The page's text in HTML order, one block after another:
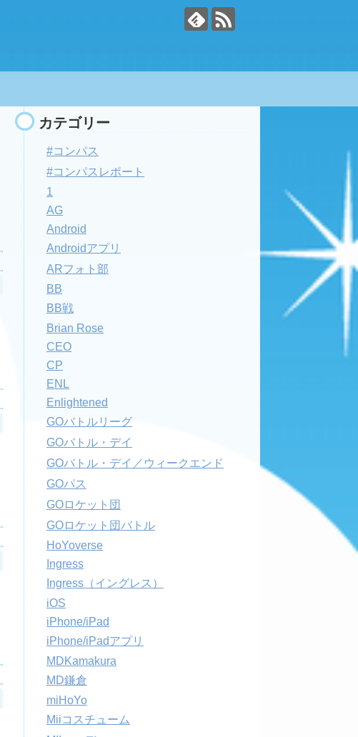
カテゴリー
#コンパス
#コンパスレポート
1
AG
Android
Androidアプリ
ARフォト部
BB
BB戦
Brian Rose
CEO
CP
ENL
Enlightened
GOバトルリーグ
GOバトル・デイ
GOバトル・デイ／ウィークエンド
GOパス
GOロケット団
GOロケット団バトル
HoYoverse
Ingress
Ingress（イングレス）
iOS
iPhone/iPad
iPhone/iPadアプリ
MDKamakura
MD鎌倉
miHoYo
Miiコスチューム